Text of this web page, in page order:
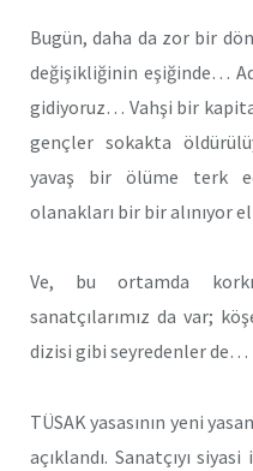
Bugün, daha da zor bir
değişikliğinin eşiğinde…
gidiyoruz… Vahşi bir
gençler sokakta
yavaş bir ölüme terk
olanakları bir bir alınıyor
Ve, bu ortamda
sanatçılarımız da var;
dizisi gibi seyredenler de…
TÜSAK yasasının yeni
açıklandı. Sanatçıyı